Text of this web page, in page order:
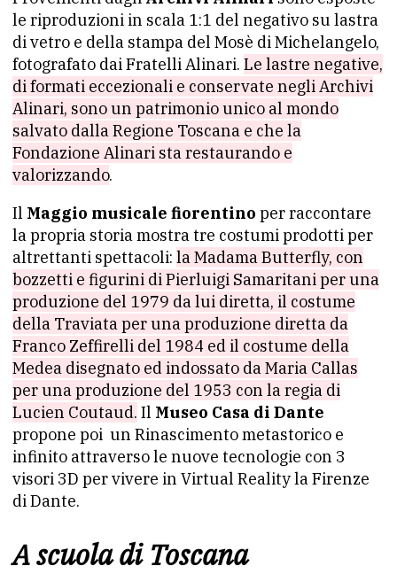
le riproduzioni in scala 1:1 del negativo su lastra
di vetro e della stampa del Mosè di Michelangelo,
fotografato dai Fratelli Alinari. Le lastre negative,
di formati eccezionali e conservate negli Archivi
Alinari, sono un patrimonio unico al mondo
salvato dalla Regione Toscana e che la
Fondazione Alinari sta restaurando e
valorizzando.
Il Maggio musicale fiorentino per raccontare
la propria storia mostra tre costumi prodotti per
altrettanti spettacoli: la Madama Butterfly, con
bozzetti e figurini di Pierluigi Samaritani per una
produzione del 1979 da lui diretta, il costume
della Traviata per una produzione diretta da
Franco Zeffirelli del 1984 ed il costume della
Medea disegnato ed indossato da Maria Callas
per una produzione del 1953 con la regia di
Lucien Coutaud. Il Museo Casa di Dante
propone poi un Rinascimento metastorico e
infinito attraverso le nuove tecnologie con 3
visori 3D per vivere in Virtual Reality la Firenze
di Dante.
A scuola di Toscana